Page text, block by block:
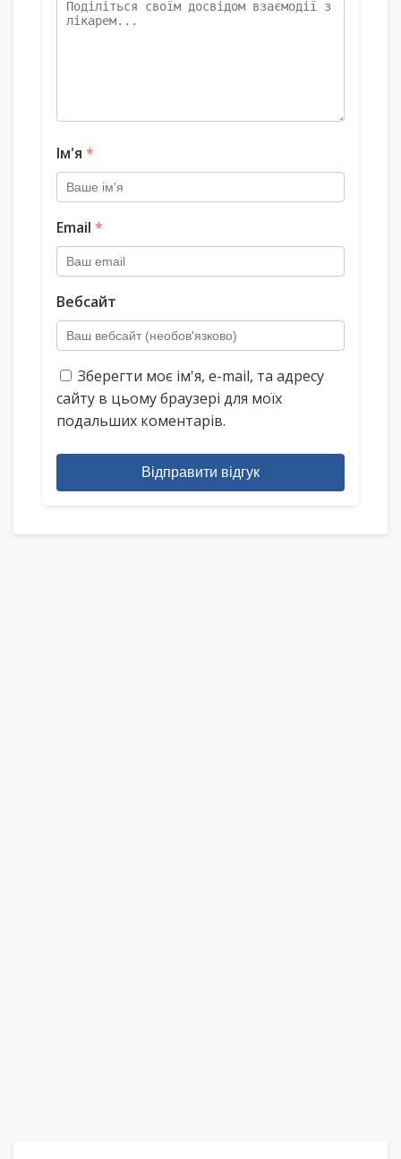
Ім'я *
Email *
Вебсайт
Зберегти моє ім'я, e-mail, та адресу
сайту в цьому браузері для моїх
подальших коментарів.
Відправити відгук